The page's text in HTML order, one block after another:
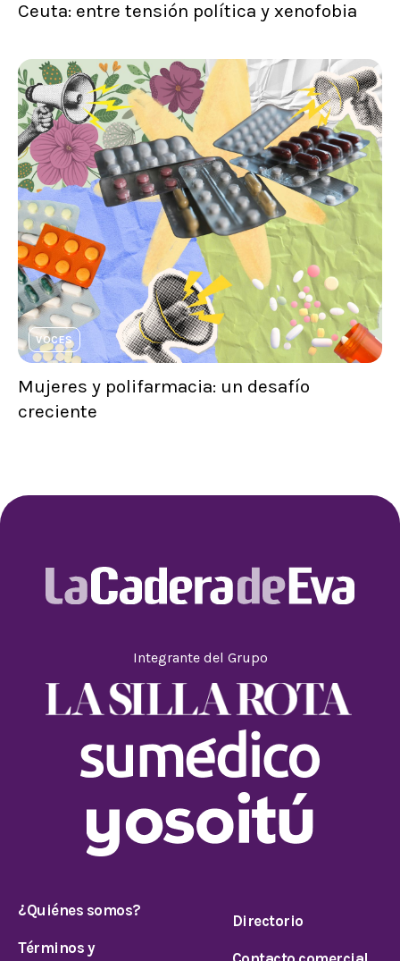
Ceuta: entre tensión política y xenofobia
VOCES
Mujeres y polifarmacia: un desafío
creciente
Integrante del Grupo
¿Quiénes somos?
Términos y
Directorio